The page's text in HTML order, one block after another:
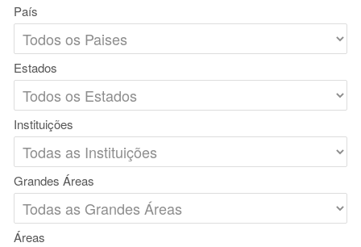
País
Estados
Instituições
Grandes Áreas
Áreas